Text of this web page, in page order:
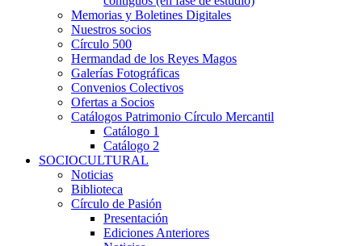
Memorias y Boletines Digitales
Nuestros socios
Círculo 500
Hermandad de los Reyes Magos
Galerías Fotográficas
Convenios Colectivos
Ofertas a Socios
Catálogos Patrimonio Círculo Mercantil
Catálogo 1
Catálogo 2
SOCIOCULTURAL
Noticias
Biblioteca
Círculo de Pasión
Presentación
Ediciones Anteriores